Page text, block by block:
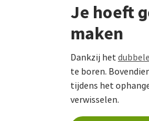
Je hoeft
maken
Dankzij het
te boren.
tijdens het
verwisselen.